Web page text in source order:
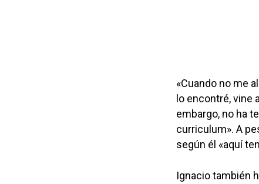
«Cuando no me
lo encontré, vine
embargo, no ha
curriculum». A
según él «aquí
Ignacio también